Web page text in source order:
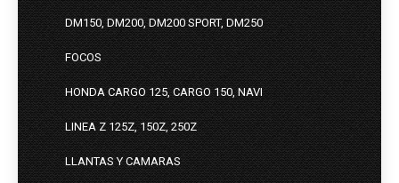
DM150, DM200, DM200 SPORT, DM250
FOCOS
HONDA CARGO 125, CARGO 150, NAVI
LINEA Z 125Z, 150Z, 250Z
LLANTAS Y CAMARAS